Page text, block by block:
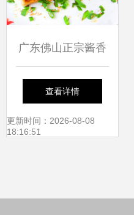
广东佛山正宗酱香
饼技术培训 从和面
到秘制酱料的全套
查看详情
更新时间：2026-08-08
18:16:51